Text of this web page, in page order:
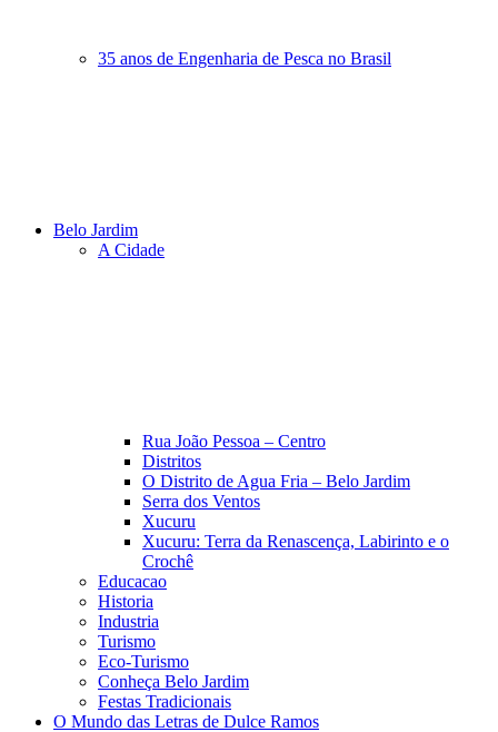
35 anos de Engenharia de Pesca no Brasil
Belo Jardim
A Cidade
Rua João Pessoa – Centro
Distritos
O Distrito de Agua Fria – Belo Jardim
Serra dos Ventos
Xucuru
Xucuru: Terra da Renascença, Labirinto e o
Crochê
Educacao
Historia
Industria
Turismo
Eco-Turismo
Conheça Belo Jardim
Festas Tradicionais
O Mundo das Letras de Dulce Ramos